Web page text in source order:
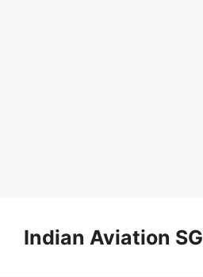
contentIndian Aviation SG